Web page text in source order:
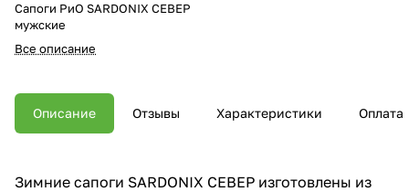
Сапоги РиО SARDONIX СЕВЕР
мужские
Все описание
Описание Отзывы Характеристики Оплата
Зимние сапоги SARDONIX СЕВЕР изготовлены из